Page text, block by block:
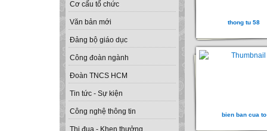
Cơ cấu tổ chức
Văn bản mới
Đảng bộ giáo dục
Công đoàn ngành
Đoàn TNCS HCM
Tin tức - Sự kiện
Công nghệ thông tin
Thi đua - Khen thưởng
thong tu 58
bien ban cua to